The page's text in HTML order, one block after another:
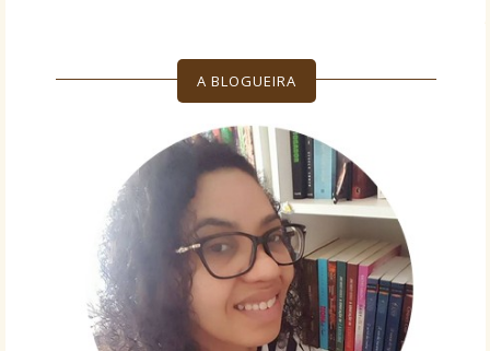
A BLOGUEIRA